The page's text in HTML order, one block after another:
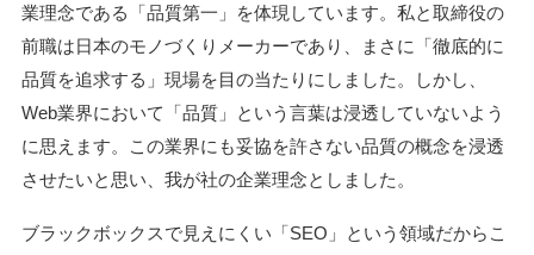
業理念である「品質第一」を体現しています。私と取締役の
前職は日本のモノづくりメーカーであり、まさに「徹底的に
品質を追求する」現場を目の当たりにしました。しかし、
Web業界において「品質」という言葉は浸透していないよう
に思えます。この業界にも妥協を許さない品質の概念を浸透
させたいと思い、我が社の企業理念としました。
ブラックボックスで見えにくい「SEO」という領域だからこ